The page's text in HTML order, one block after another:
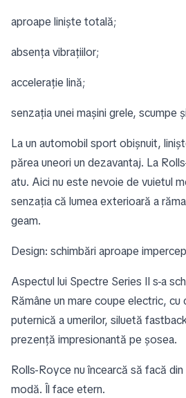
aproape liniște totală;
absența vibrațiilor;
accelerație lină;
senzația unei mașini grele, scumpe
La un automobil sport obișnuit,
părea uneori un dezavantaj. La
atu. Aici nu este nevoie de vuietul
senzația că lumea exterioară a
geam.
Design: schimbări aproape
Aspectul lui Spectre Series II s-a
Rămâne un mare coupe electric, cu
puternică a umerilor, siluetă
prezență impresionantă pe șosea.
Rolls-Royce nu încearcă să facă
modă. Îl face etern.